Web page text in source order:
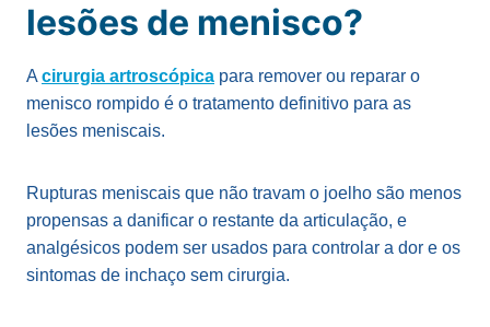
lesões de menisco?
A cirurgia artroscópica para remover ou reparar o
menisco rompido é o tratamento definitivo para as
lesões meniscais.
Rupturas meniscais que não travam o joelho são menos
propensas a danificar o restante da articulação, e
analgésicos podem ser usados ​​para controlar a dor e os
sintomas de inchaço sem cirurgia.